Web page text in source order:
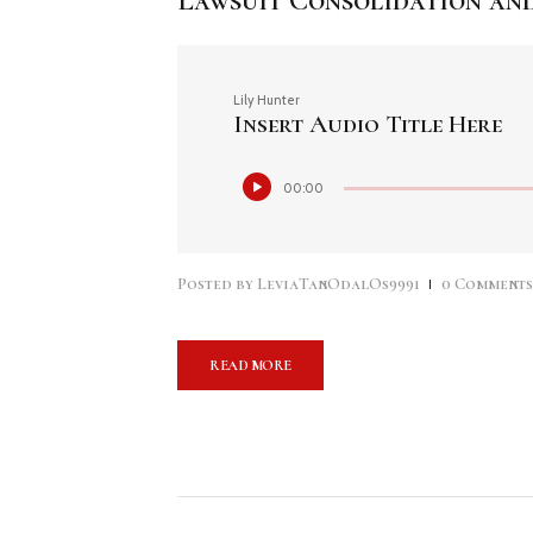
Lily Hunter
Insert Audio Title Here
Reproductor
de
00:00
Posted by LeviaTanOdalOs9991 0 Comments
READ MORE